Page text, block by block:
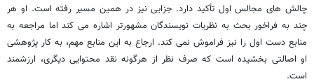
چالش های مجالس اول تأکید دارد. جزایی نیز در همین مسیر رفته است. او هر
چند به فراخور بحث به نظریات نویسندگان مشهورتر اشاره می کند اما مراجعه به
منابع دست اول را نیز فراموش نمی کند. ارجاع به این منابع مهم، به کار پژوهشی
او اصالتی بخشیده است که صرف نظر از هرگونه نقد محتوایی دیگری، ارزشمند
است.